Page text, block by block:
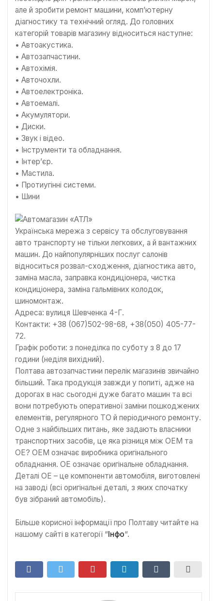
але й зробити ремонт машини, комп’ютерну
діагностику та технічний огляд. До головних
категорій товарів магазину відноситься наступне:
• Автоакустика.
• Автозапчастини.
• Автохімія.
• Авточохли.
• Автоелектроніка.
• Автоемалі.
• Акумулятори.
• Диски.
• Звук і відео.
• Інструменти та обладнання.
• Інтер’єр.
• Мастила.
• Протиугінні системи.
• Шини
Українська мережа з сервісу та обслуговування
авто транспорту не тільки легкових, а й вантажних
машин. До найпопулярніших послуг салонів
відноситься розвал-сходження, діагностика авто,
заміна масла, заправка кондиціонера, чистка
кондиціонера, заміна гальмівних колодок,
шиномонтаж.
Адреса: вулиця Шевченка 4-Г.
Контакти: +38 (067)502-98-68, +38(050) 405-77-
72.
Графік роботи: з понеділка по суботу з 8 до 17
години (неділя вихідний).
Полтава автозапчастини перелік магазинів звичайно
більший. Така продукція завжди у попиті, адже на
дорогах в нас сьогодні дуже багато машин та всі
вони потребують оперативної заміни пошкоджених
елементів, регулярного ТО й періодичного ремонту.
Одне з найбільших питань, яке задають власники
транспортних засобів, це яка різниця між OEM та
OE? OEM означає виробника оригінального
обладнання. OE означає оригінальне обладнання.
Деталі OE – це компоненти автомобіля, виготовлені
на заводі (всі оригінальні деталі, з яких спочатку
був зібраний автомобіль).
Більше корисної інформації про Полтаву читайте на
нашому сайті в категорії “Інфо“.